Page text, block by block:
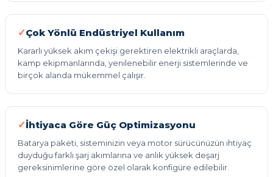
Çok Yönlü Endüstriyel Kullanım
Kararlı yüksek akım çekişi gerektiren elektrikli araçlarda,
kamp ekipmanlarında, yenilenebilir enerji sistemlerinde ve
birçok alanda mükemmel çalışır.
İhtiyaca Göre Güç Optimizasyonu
Batarya paketi, sisteminizin veya motor sürücünüzün ihtiyaç
duyduğu farklı şarj akımlarına ve anlık yüksek deşarj
gereksinimlerine göre özel olarak konfigüre edilebilir.